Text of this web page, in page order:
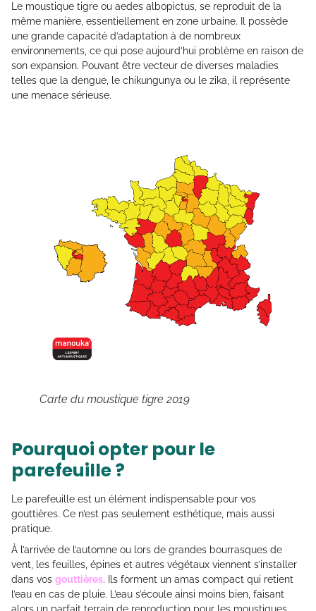
Le moustique tigre ou aedes albopictus, se reproduit de la
même manière, essentiellement en zone urbaine. Il possède
une grande capacité d’adaptation à de nombreux
environnements, ce qui pose aujourd’hui problème en raison de
son expansion. Pouvant être vecteur de diverses maladies
telles que la dengue, le chikungunya ou le zika, il représente
une menace sérieuse.
Carte du moustique tigre 2019
Pourquoi opter pour le
parefeuille ?
Le parefeuille est un élément indispensable pour vos
gouttières. Ce n’est pas seulement esthétique, mais aussi
pratique.
À l’arrivée de l’automne ou lors de grandes bourrasques de
vent, les feuilles, épines et autres végétaux viennent s’installer
dans vos gouttières. Ils forment un amas compact qui retient
l’eau en cas de pluie. L’eau s’écoule ainsi moins bien, faisant